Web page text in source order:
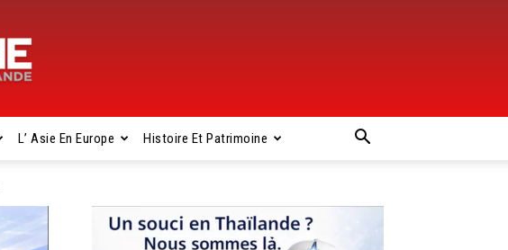
L’ Asie En Europe Histoire Et Patrimoine